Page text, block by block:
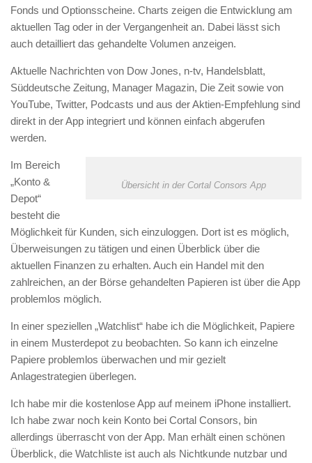
Fonds und Optionsscheine. Charts zeigen die Entwicklung am
aktuellen Tag oder in der Vergangenheit an. Dabei lässt sich
auch detailliert das gehandelte Volumen anzeigen.
Aktuelle Nachrichten von Dow Jones, n-tv, Handelsblatt,
Süddeutsche Zeitung, Manager Magazin, Die Zeit sowie von
YouTube, Twitter, Podcasts und aus der Aktien-Empfehlung sind
direkt in der App integriert und können einfach abgerufen
werden.
Übersicht in der Cortal Consors App
Im Bereich
„Konto &
Depot“
besteht die
Möglichkeit für Kunden, sich einzuloggen. Dort ist es möglich,
Überweisungen zu tätigen und einen Überblick über die
aktuellen Finanzen zu erhalten. Auch ein Handel mit den
zahlreichen, an der Börse gehandelten Papieren ist über die App
problemlos möglich.
In einer speziellen „Watchlist“ habe ich die Möglichkeit, Papiere
in einem Musterdepot zu beobachten. So kann ich einzelne
Papiere problemlos überwachen und mir gezielt
Anlagestrategien überlegen.
Ich habe mir die kostenlose App auf meinem iPhone installiert.
Ich habe zwar noch kein Konto bei Cortal Consors, bin
allerdings überrascht von der App. Man erhält einen schönen
Überblick, die Watchliste ist auch als Nichtkunde nutzbar und